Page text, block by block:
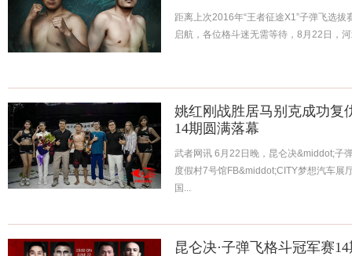
距离上次2016年“王者征途X1”子弹飞选
启航，各位格斗迷无需等待，8月22日，
姚红刚战胜居马别克成功复
14期圆满落幕
武者网讯 6月22日晚，昆仑决&middot;子
度假村7号馆FB&middot;CITY梦想汽车展
国...
昆仑决·子弹飞格斗冠军赛